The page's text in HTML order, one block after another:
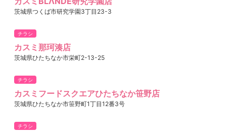
茨城県つくば市研究学園3丁目23-3
チラシ
カスミ那珂湊店
茨城県ひたちなか市栄町2-13-25
チラシ
カスミフードスクエアひたちなか笹野店
茨城県ひたちなか市笹野町1丁目12番3号
チラシ